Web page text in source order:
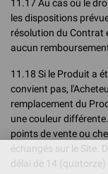
11.17 Au cas où le
les dispositions
résolution du Contrat
aucun
11.18 Si le Produit a
convient pas,
remplacement du
une couleur
points de vente ou
échangés sur le Site.
délai de 14